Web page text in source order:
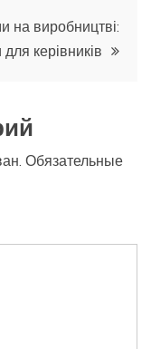
на виробництві:
керівників
Обязательные